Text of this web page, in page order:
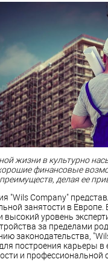
жизни в культурно
финансовые
делая ее
"Wils Company"
занятости в
высокий уровень
за пределами
законодательства,
построения карьеры
и профессиональной